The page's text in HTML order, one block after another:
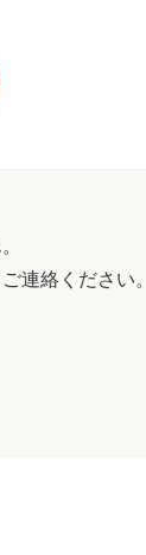
連絡ください。